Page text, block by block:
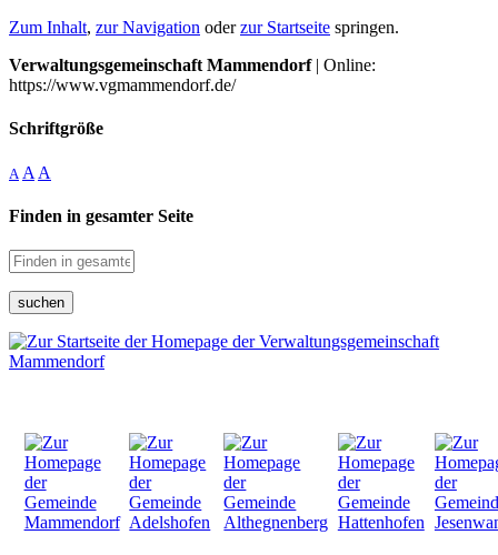
Zum Inhalt, zur Navigation oderzur Startseite springen.
Verwaltungsgemeinschaft Mammendorf| Online:
https://www.vgmammendorf.de/
Schriftgröße
A A A
Finden in gesamter Seite
suchen